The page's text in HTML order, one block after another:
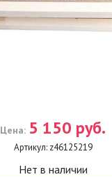
Цена: 5 150 руб.
Артикул: z46125219
Нет в наличии